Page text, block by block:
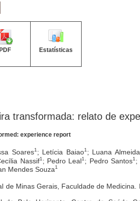
PDF Estatísticas
transformada: relato de
experience report
Soares1 ; Letícia Baiao1 ; Luana Almeida
Nassif1 ; Pedro Leal1 ; Pedro Santos1 ;
Mendes Souza1
de Minas Gerais, Faculdade de Medicina.